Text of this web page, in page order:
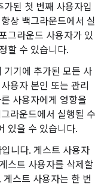
된 첫 번째 사용자입
상 백그라운드에서 실
그라운드 사용자가 있
할 수 있습니다.
기기에 추가된 모든 사
용자 본인 또는 관리
사용자에게 영향을
라운드에서 실행될 수
있을 수 있습니다.
니다. 게스트 사용자
스트 사용자를 삭제할
스트 사용자는 한 번